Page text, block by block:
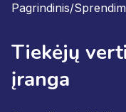
Pagrindinis/
Tiekėjų
įranga